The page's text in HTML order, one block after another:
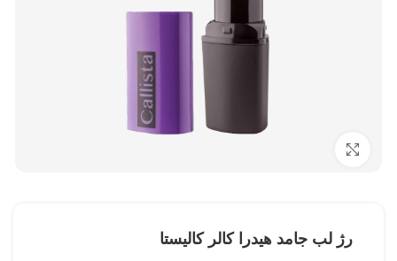
رژ لب جامد هیدرا کالر کالیستا